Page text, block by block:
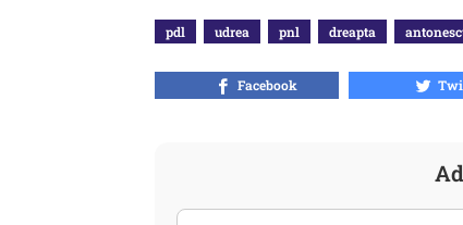
pdl udrea pnl dreapta
Facebook